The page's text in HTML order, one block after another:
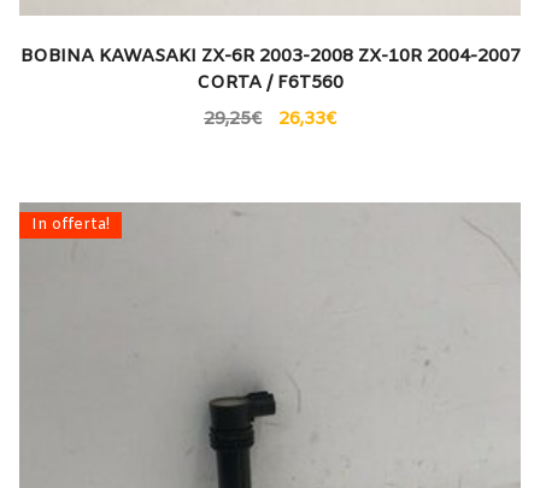
BOBINA KAWASAKI ZX-6R 2003-2008 ZX-10R 2004-2007
CORTA / F6T560
29,25€ 26,33€
In offerta!